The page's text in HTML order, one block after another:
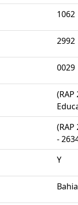
1062
2992
0029
-
Y
Bahia